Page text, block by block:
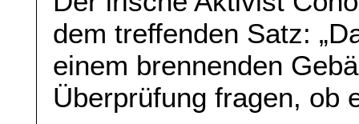
dem treffenden Satz:
einem brennenden
Überprüfung fragen, ob